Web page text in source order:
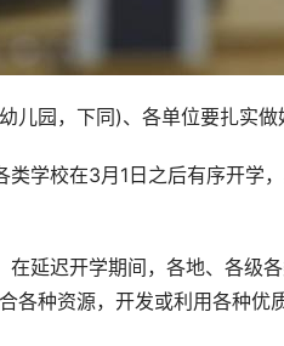
儿园，下同)、各单位要扎实做
学校在3月1日之后有序开学
延迟开学期间，各地、各级
各种资源，开发或利用各种优